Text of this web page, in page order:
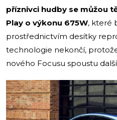
příznivci hudby se můžou
Play o výkonu 675W, které
prostřednictvím desítky
technologie nekončí,
nového Focusu spoustu